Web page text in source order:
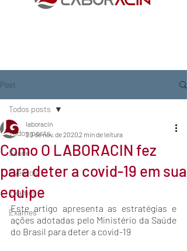
Post
Todos posts
Saúde
Eventos
Exames
Exames
Todos posts
Como O LABORACIN fez
para deter a covid-19 em sua
equipe
laboracin
20 de nov. de 20202 min de leitura
Este artigo apresenta as estratégias e
ações adotadas pelo Ministério da Saúde
do Brasil para deter a covid-19